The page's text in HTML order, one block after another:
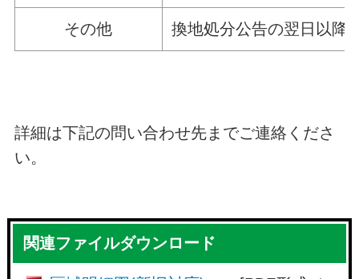
その他 換地処分公告の翌日以降
詳細は下記の問い合わせ先までご連絡くださ
い。
関連ファイルダウンロード